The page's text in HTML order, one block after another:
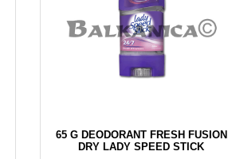
65 G DEODORANT FRESH FUSION
DRY LADY SPEED STICK